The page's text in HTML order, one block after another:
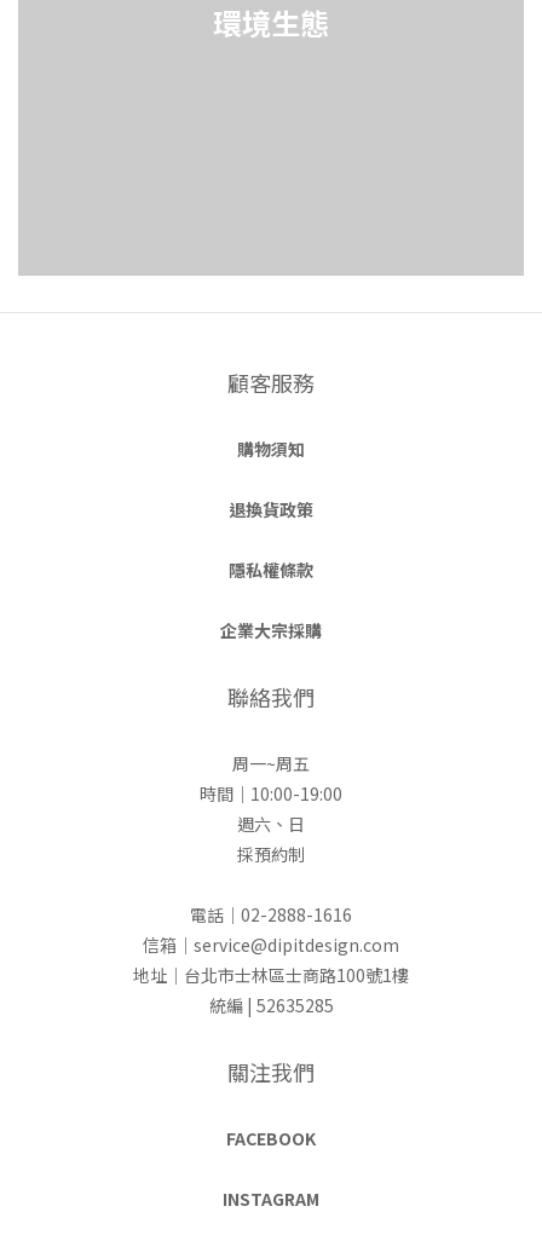
環境生態
顧客服務
購物須知
退換貨政策
隱私權條款
企業大宗採購
聯絡我們
周一~周五
時間｜10:00-19:00
週六、日
採預約制
電話｜02-2888-1616
信箱｜service@dipitdesign.com
地址｜台北市士林區士商路100號1樓
統編 | 52635285
關注我們
FACEBOOK
INSTAGRAM